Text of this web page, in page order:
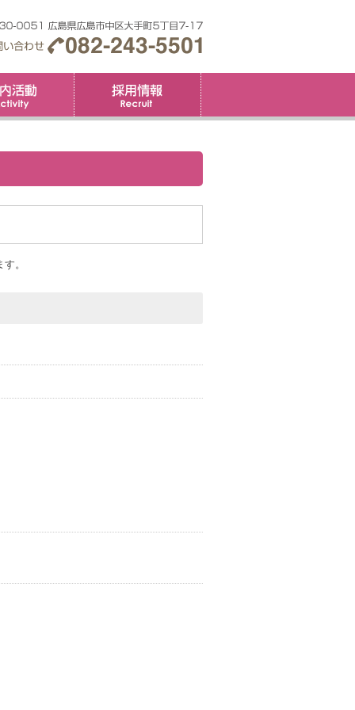
社内活動 採用情報
。